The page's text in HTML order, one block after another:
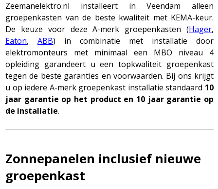
Zeemanelektro.nl installeert in Veendam alleen
groepenkasten van de beste kwaliteit met KEMA-keur.
De keuze voor deze A-merk groepenkasten (Hager,
Eaton, ABB) in combinatie met installatie door
elektromonteurs met minimaal een MBO niveau 4
opleiding garandeert u een topkwaliteit groepenkast
tegen de beste garanties en voorwaarden. Bij ons krijgt
u op iedere A-merk groepenkast installatie standaard 10
jaar garantie op het product en 10 jaar garantie op
de installatie.
Zonnepanelen inclusief nieuwe
groepenkast